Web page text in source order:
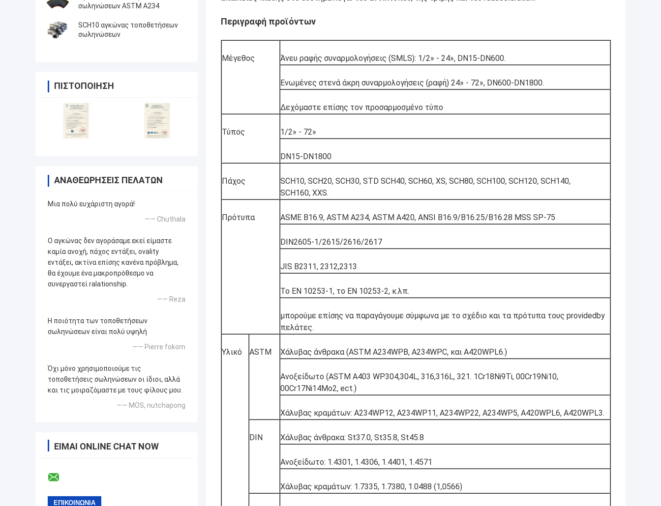
σωληνώσεων ASTM A234
SCH10 αγκώνας τοποθετήσεων
σωληνώσεων
ΠΙΣΤΟΠΟΊΗΣΗ
ΑΝΑΘΕΩΡΉΣΕΙΣ ΠΕΛΑΤΏΝ
Μια πολύ ευχάριστη αγορά!
—— Chuthala
Ο αγκώνας δεν αγοράσαμε εκεί είμαστε
καμία ανοχή, πάχος εντάξει, ovality
εντάξει, ακτίνα επίσης κανένα πρόβλημα,
θα έχουμε ένα μακροπρόθεσμο να
συνεργαστεί ralationship.
—— Reza
Η ποιότητα των τοποθετήσεων
σωληνώσεων είναι πολύ υψηλή
—— Pierre fokom
Όχι μόνο χρησιμοποιούμε τις
τοποθετήσεις σωληνώσεων οι ίδιοι, αλλά
και τις μοιραζόμαστε με τους φίλους μου.
—— MOS, nutchapong
ΕΊΜΑΙ ONLINE CHAT NOW
Περιγραφή προϊόντων
Μέγεθος Άνευ ραφής συναρμολογήσεις (SMLS): 1/2» - 24», DN15-DN600.
Ενωμένες στενά άκρη συναρμολογήσεις (ραφή) 24» - 72», DN600-DN1800.
Δεχόμαστε επίσης τον προσαρμοσμένο τύπο
Τύπος 1/2» - 72»
DN15-DN1800
Πάχος
SCH10, SCH20, SCH30, STD SCH40, SCH60, XS, SCH80, SCH100, SCH120, SCH140,
SCH160, XXS.
Πρότυπα ASME B16.9, ASTM A234, ASTM A420, ANSI B16.9/B16.25/B16.28 MSS SP-75
DIN2605-1/2615/2616/2617
JIS B2311, 2312,2313
Το EN 10253-1, το EN 10253-2, κ.λπ.
μπορούμε επίσης να παραγάγουμε σύμφωνα με το σχέδιο και τα πρότυπα τους providedby
πελάτες.
Υλικό ASTM Χάλυβας άνθρακα (ASTM A234WPB, A234WPC, και A420WPL6.)
Ανοξείδωτο (ASTM A403 WP304,304L, 316,316L, 321. 1Cr18Ni9Ti, 00Cr19Ni10,
00Cr17Ni14Mo2, ect.)
Χάλυβας κραμάτων: A234WP12, A234WP11, A234WP22, A234WP5, A420WPL6, A420WPL3.
DIN Χάλυβας άνθρακα: St37.0, St35.8, St45.8
Ανοξείδωτο: 1.4301, 1.4306, 1.4401, 1.4571
Χάλυβας κραμάτων: 1.7335, 1.7380, 1.0488 (1,0566)